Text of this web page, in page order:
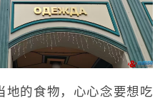
地的食物，心心念要想吃